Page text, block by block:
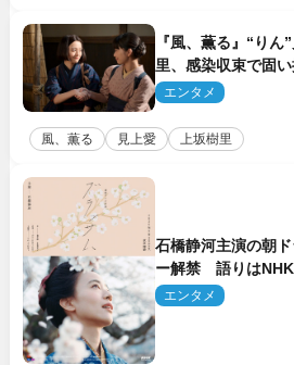
『風、薫る』“りん
里、感染収束で固
バディは最強」「ア
エンタメ
風、薫る 見上愛 上坂樹里
石橋静河主演の朝
ー解禁 語りは
エンタメ